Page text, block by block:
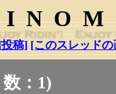
稿] [このスレッドの
：1)